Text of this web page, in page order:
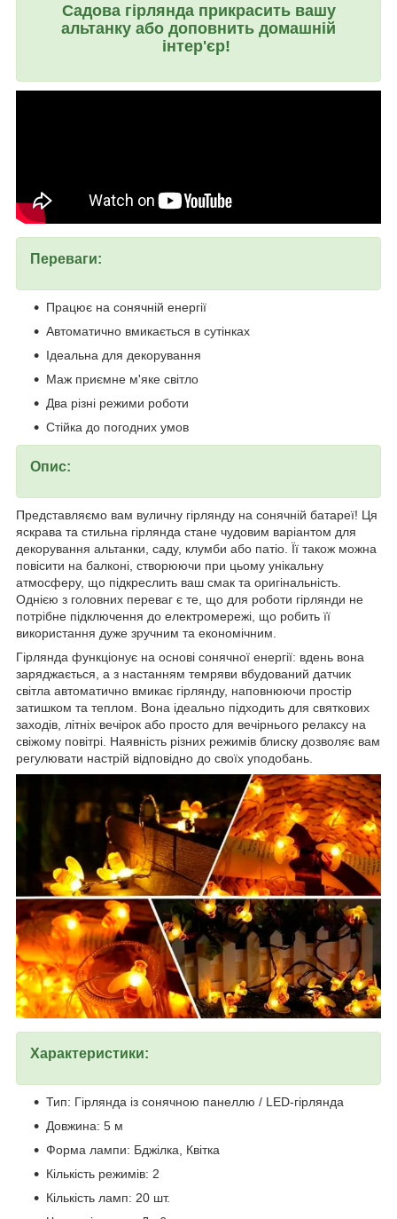
Садова гірлянда прикрасить вашу
альтанку або доповнить домашній
інтер'єр!
Переваги:
Працює на сонячній енергії
Автоматично вмикається в сутінках
Ідеальна для декорування
Маж приємне м'яке світло
Два різні режими роботи
Стійка до погодних умов
Опис:
Представляємо вам вуличну гірлянду на сонячній батареї! Ця
яскрава та стильна гірлянда стане чудовим варіантом для
декорування альтанки, саду, клумби або патіо. Її також можна
повісити на балконі, створюючи при цьому унікальну
атмосферу, що підкреслить ваш смак та оригінальність.
Однією з головних переваг є те, що для роботи гірлянди не
потрібне підключення до електромережі, що робить її
використання дуже зручним та економічним.
Гірлянда функціонує на основі сонячної енергії: вдень вона
заряджається, а з настанням темряви вбудований датчик
світла автоматично вмикає гірлянду, наповнюючи простір
затишком та теплом. Вона ідеально підходить для святкових
заходів, літніх вечірок або просто для вечірнього релаксу на
свіжому повітрі. Наявність різних режимів блиску дозволяє вам
регулювати настрій відповідно до своїх уподобань.
Характеристики:
Тип: Гірлянда із сонячною панеллю / LED-гірлянда
Довжина: 5 м
Форма лампи: Бджілка, Квітка
Кількість режимів: 2
Кількість ламп: 20 шт.